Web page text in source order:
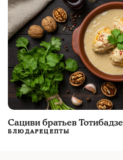
Сациви братьев Тотибадзе
БЛЮДАРЕЦЕПТЫ